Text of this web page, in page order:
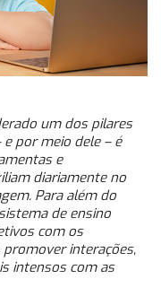
um dos pilares
por meio dele – é
e
diariamente no
Para além do
de ensino
com os
interações,
intensos com as